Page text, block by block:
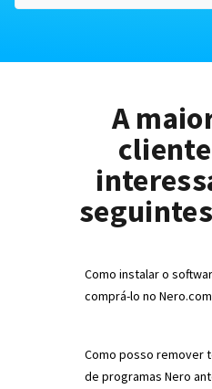
A
Como instalar o
comprá-lo no
Como posso remover
de programas Nero